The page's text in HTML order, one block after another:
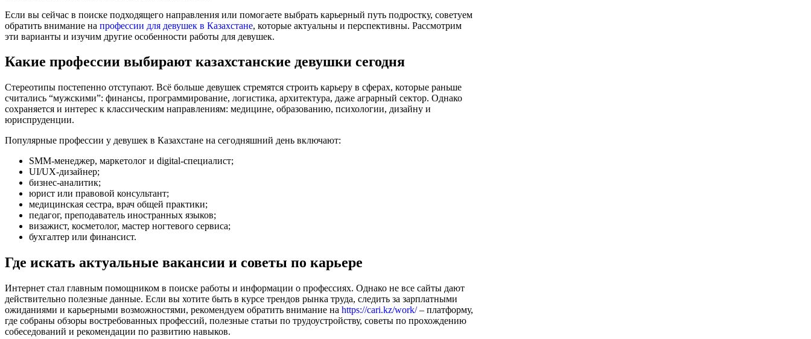
Если вы сейчас в поиске подходящего направления или помогаете выбрать карьерный путь подростку, советуем
обратить внимание на профессии для девушек в Казахстане, которые актуальны и перспективны. Рассмотрим
эти варианты и изучим другие особенности работы для девушек.
Какие профессии выбирают казахстанские девушки сегодня
Стереотипы постепенно отступают. Всё больше девушек стремятся строить карьеру в сферах, которые раньше
считались “мужскими”: финансы, программирование, логистика, архитектура, даже аграрный сектор. Однако
сохраняется и интерес к классическим направлениям: медицине, образованию, психологии, дизайну и
юриспруденции.
Популярные профессии у девушек в Казахстане на сегодняшний день включают:
SMM-менеджер, маркетолог и digital-специалист;
UI/UX-дизайнер;
бизнес-аналитик;
юрист или правовой консультант;
медицинская сестра, врач общей практики;
педагог, преподаватель иностранных языков;
визажист, косметолог, мастер ногтевого сервиса;
бухгалтер или финансист.
Где искать актуальные вакансии и советы по карьере
Интернет стал главным помощником в поиске работы и информации о профессиях. Однако не все сайты дают
действительно полезные данные. Если вы хотите быть в курсе трендов рынка труда, следить за зарплатными
ожиданиями и карьерными возможностями, рекомендуем обратить внимание на https://cari.kz/work/– платформу,
где собраны обзоры востребованных профессий, полезные статьи по трудоустройству, советы по прохождению
собеседований и рекомендации по развитию навыков.